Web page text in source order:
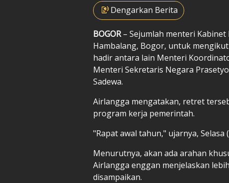
Dengarkan Berita
BOGOR– Sejumlah menteri
Hambalang, Bogor, untuk
hadir antara lain Menteri
Menteri Sekretaris Negara
Sadewa.
Airlangga mengatakan, retret
program kerja pemerintah.
"Rapat awal tahun," ujarnya, Selasa
Menurutnya, akan ada arahan
Airlangga enggan menjelaskan
disampaikan.